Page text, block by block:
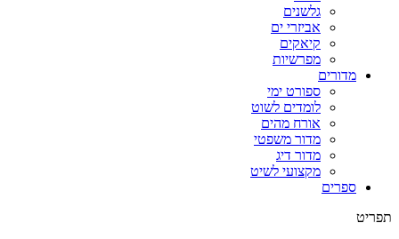
גלשנים
אביזרי ים
קיאקים
מפרשיות
מדורים
ספורט ימי
לומדים לשוט
אורח מהים
מדור משפטי
מדור דיג
מקצועי לשיט
ספרים
תפריט